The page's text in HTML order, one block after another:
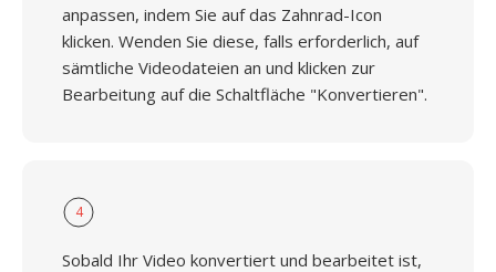
anpassen, indem Sie auf das Zahnrad-Icon
klicken. Wenden Sie diese, falls erforderlich, auf
sämtliche Videodateien an und klicken zur
Bearbeitung auf die Schaltfläche "Konvertieren".
4
Sobald Ihr Video konvertiert und bearbeitet ist,